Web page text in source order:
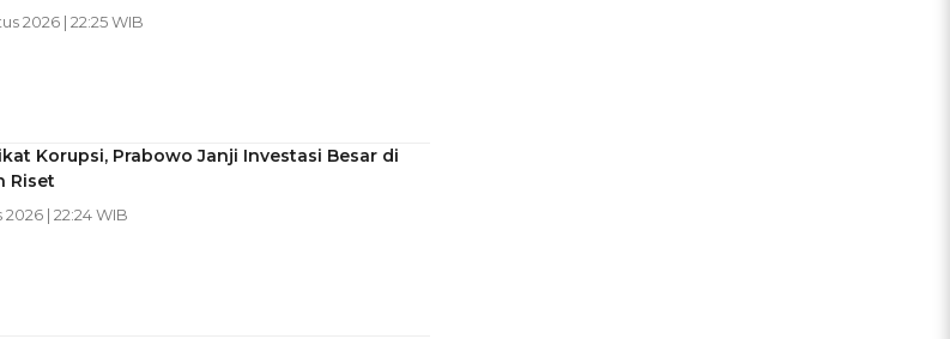
2026 | 22:25 WIB
Korupsi, Prabowo Janji Investasi Besar di
Riset
| 22:24 WIB